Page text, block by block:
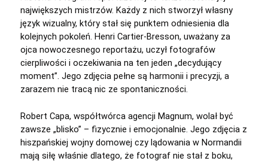
największych mistrzów. Każdy z nich stworzył własny
język wizualny, który stał się punktem odniesienia dla
kolejnych pokoleń. Henri Cartier-Bresson, uważany za
ojca nowoczesnego reportażu, uczył fotografów
cierpliwości i oczekiwania na ten jeden „decydujący
moment”. Jego zdjęcia pełne są harmonii i precyzji, a
zarazem nie tracą nic ze spontaniczności.
Robert Capa, współtwórca agencji Magnum, wolał być
zawsze „blisko” – fizycznie i emocjonalnie. Jego zdjęcia z
hiszpańskiej wojny domowej czy lądowania w Normandii
mają siłę właśnie dlatego, że fotograf nie stał z boku,